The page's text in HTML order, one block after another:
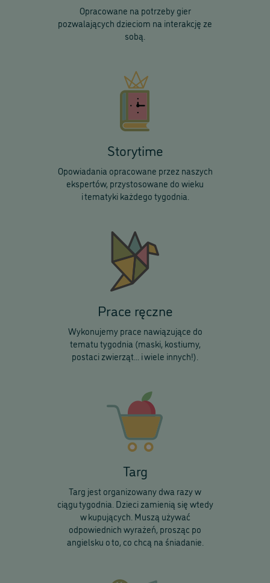
Opracowane na potrzeby gier
pozwalających dzieciom na interakcję ze
sobą.
Storytime
Opowiadania opracowane przez naszych
ekspertów, przystosowane do wieku
i tematyki każdego tygodnia.
Prace ręczne
Wykonujemy prace nawiązujące do
tematu tygodnia (maski, kostiumy,
postaci zwierząt... i wiele innych!).
Targ
Targ jest organizowany dwa razy w
ciągu tygodnia. Dzieci zamienią się wtedy
w kupujących. Muszą używać
odpowiednich wyrażeń, prosząc po
angielsku o to, co chcą na śniadanie.